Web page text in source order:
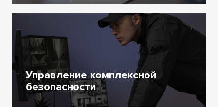
Управление комплексной
безопасности